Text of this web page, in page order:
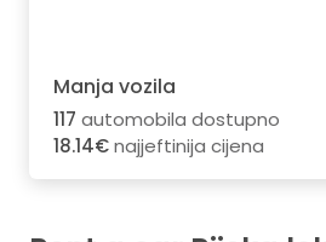
Manja vozila
117 automobila dostupno
18.14€najjeftinija cijena